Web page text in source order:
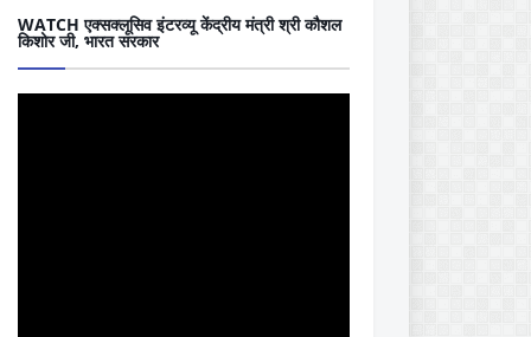
WATCH एक्सक्लूसिव इंटरव्यू केंद्रीय मंत्री श्री कौशल
किशोर जी, भारत सरकार